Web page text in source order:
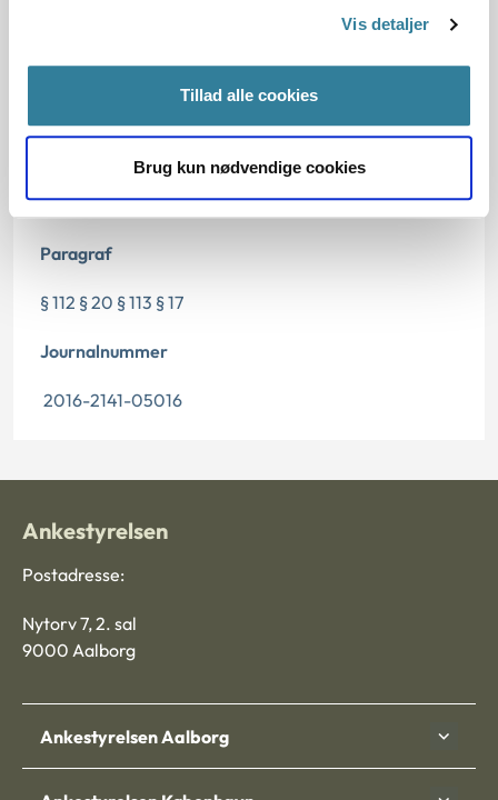
Vis detaljer
Tillad alle cookies
Brug kun nødvendige cookies
Relateret infoRelateret info
Denne principafgørelse er kasseret den 4. juli 2019,
da den er erstattet af principafgørelse 40-19.
Paragraf
§ 112 § 20 § 113 § 17
Journalnummer
2016-2141-05016
Ankestyrelsen
Postadresse:
Nytorv 7, 2. sal
9000 Aalborg
Ankestyrelsen Aalborg